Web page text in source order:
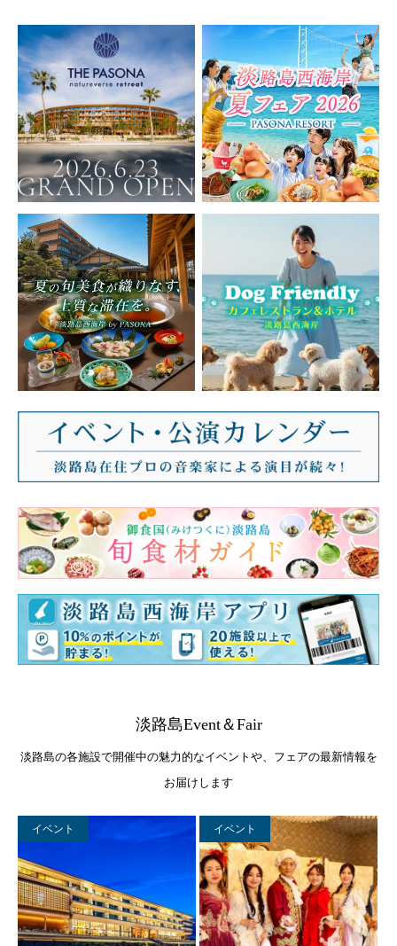
淡路島Event＆Fair
淡路島の各施設で開催中の魅力的なイベントや、フェアの最新情報を
お届けします
イベント イベント